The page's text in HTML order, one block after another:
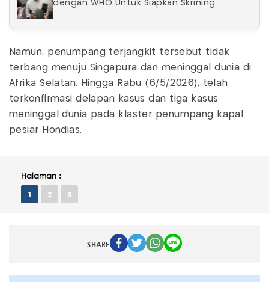
dengan WHO Untuk Siapkan Skrining
Namun, penumpang terjangkit tersebut tidak
terbang menuju Singapura dan meninggal dunia di
Afrika Selatan. Hingga Rabu (6/5/2026), telah
terkonfirmasi delapan kasus dan tiga kasus
meninggal dunia pada klaster penumpang kapal
pesiar Hondias.
Halaman :
1 2 3
SHARE